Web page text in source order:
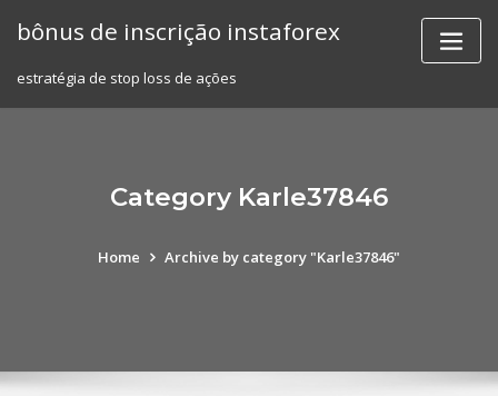
bônus de inscrição instaforex
estratégia de stop loss de ações
Category Karle37846
Home Archive by category "Karle37846"